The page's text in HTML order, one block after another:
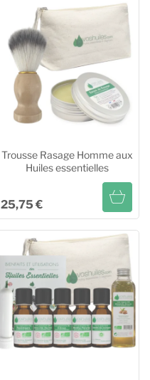
Trousse Rasage Homme aux
Huiles essentielles
25,75 €
Trousse Rasage Homme aux
Huiles essentielles
Ajouter au panier